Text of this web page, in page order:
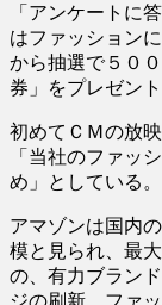
「アンケートに
はファッション
から抽選で５０
券」をプレゼント
初めてＣＭの放
「当社のファッ
め」としている。
アマゾンは国内
模と見られ、最
の、有力ブラン
ジの刷新、ファ